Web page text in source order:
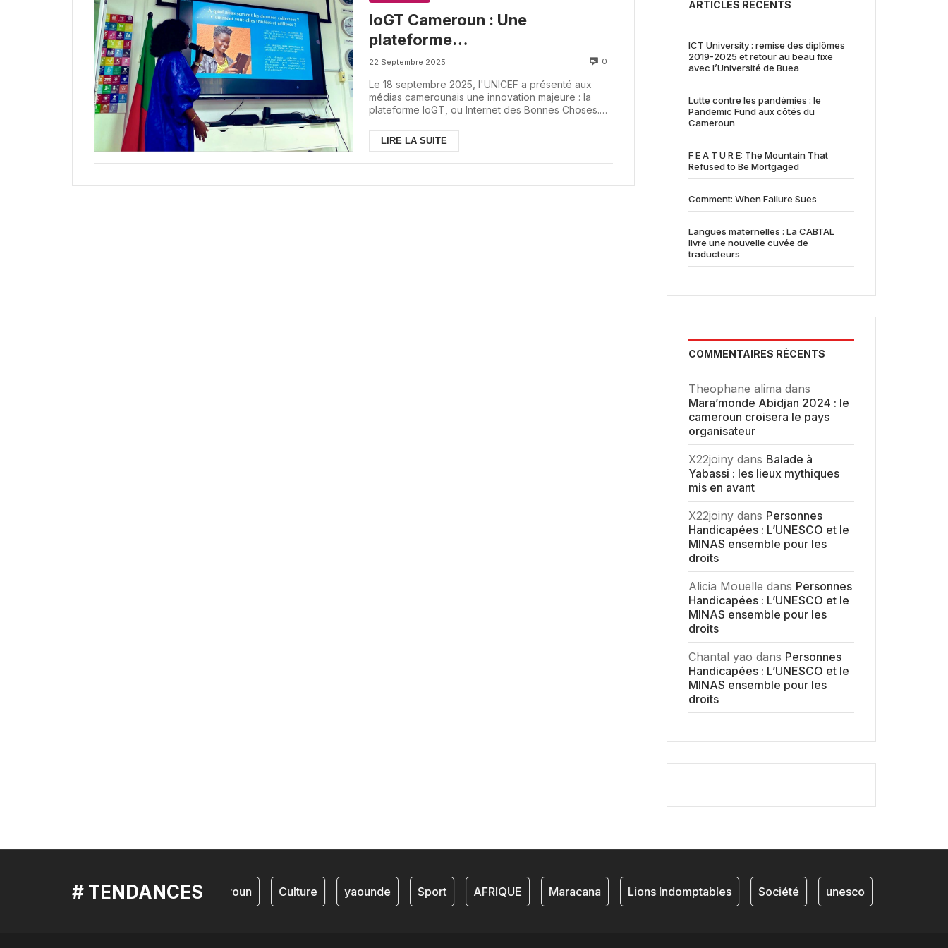
IoGT Cameroun : Une
plateforme
révolutionnaire de l’UNICEF
22 Septembre 2025 0
Le 18 septembre 2025, l'UNICEF a présenté aux
médias camerounais une innovation majeure : la
plateforme IoGT, ou Internet des Bonnes Choses.
LIRE LA SUITE
ARTICLES RÉCENTS
ICT University : remise des diplômes
2019-2025 et retour au beau fixe
avec l’Université de Buea
Lutte contre les pandémies : le
Pandemic Fund aux côtés du
Cameroun
F E A T U R E: The Mountain That
Refused to Be Mortgaged
Comment: When Failure Sues
Langues maternelles : La CABTAL
livre une nouvelle cuvée de
traducteurs
COMMENTAIRES RÉCENTS
Theophane alima dans
Mara’monde Abidjan 2024 : le
cameroun croisera le pays
organisateur
X22joiny dans Balade à
Yabassi : les lieux mythiques
mis en avant
X22joiny dans Personnes
Handicapées : L’UNESCO et le
MINAS ensemble pour les
droits
Alicia Mouelle dans Personnes
Handicapées : L’UNESCO et le
MINAS ensemble pour les
droits
Chantal yao dans Personnes
Handicapées : L’UNESCO et le
MINAS ensemble pour les
droits
# TENDANCEScameroun Culture yaounde Sport AFRIQUE Maracana Lions Indomptables Société unesco